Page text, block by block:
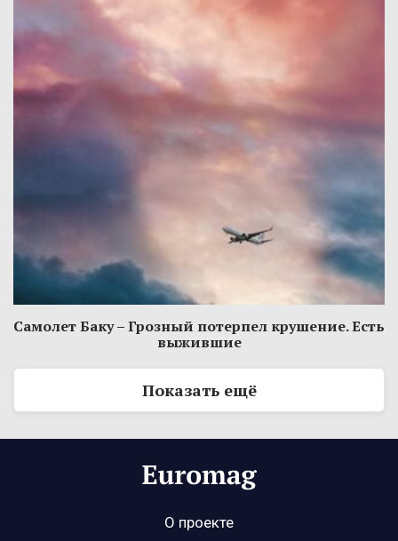
Самолет Баку – Грозный потерпел крушение. Есть
выжившие
Показать ещё
О проекте